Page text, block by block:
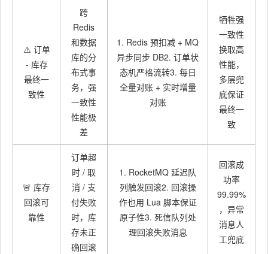
⚠️ 订单
- 库存
最终一
致性
跨
Redis
和数据
库的分
布式事
务，强
一致性
性能极
差
1. Redis 预扣减 + MQ
异步同步 DB2. 订单状
态机严格流转3. 每日
全量对账 + 实时增量
对账
牺牲强
一致性
换取高
性能，
多层兜
底保证
最终一
致
🚨 库存
回滚可
靠性
订单超
时 / 取
消 / 支
付失败
时，库
存未正
确回滚
1. RocketMQ 延迟队
列触发回滚2. 回滚操
作也用 Lua 脚本保证
原子性3. 死信队列处
理回滚失败消息
回滚成
功率
99.99%
，异常
消息人
工兜底